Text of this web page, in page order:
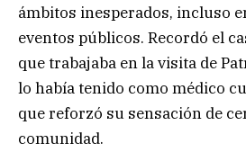
ámbitos inesperados, incluso
eventos públicos. Recordó el
que trabajaba en la visita de
lo había tenido como médico
que reforzó su sensación de
comunidad.